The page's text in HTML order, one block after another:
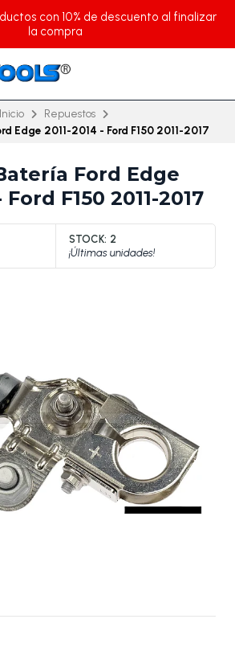
con 10% de descuento al finalizar
la compra
Inicio
Repuestos
Edge 2011-2014 - Ford F150 2011-2017
Ford Edge
Ford F150 2011-2017
STOCK: 2
¡Últimas unidades!